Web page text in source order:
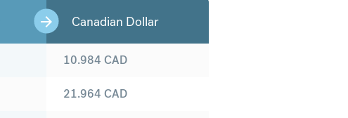
Canadian Dollar
10.984 CAD
21.964 CAD